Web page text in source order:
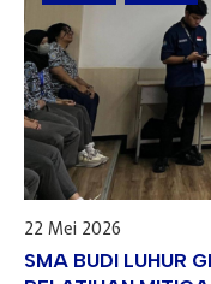
22 Mei 2026
SMA BUDI LUHUR